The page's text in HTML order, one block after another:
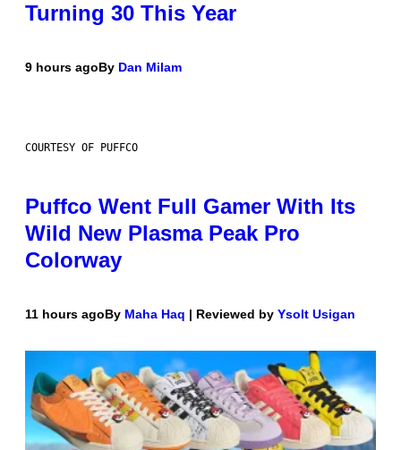
Turning 30 This Year
9 hours agoBy Dan Milam
COURTESY OF PUFFCO
Puffco Went Full Gamer With Its
Wild New Plasma Peak Pro
Colorway
11 hours agoBy Maha Haq | Reviewed by Ysolt Usigan